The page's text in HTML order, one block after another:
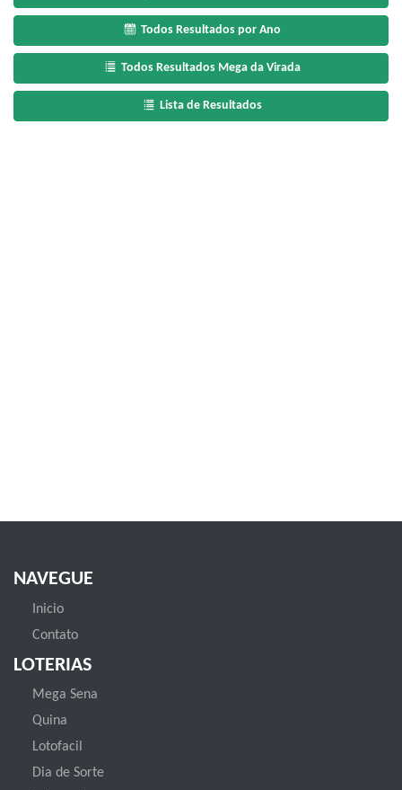
Todos Resultados por Ano
Todos Resultados Mega da Virada
Lista de Resultados
NAVEGUE
Inicio
Contato
LOTERIAS
Mega Sena
Quina
Lotofacil
Dia de Sorte